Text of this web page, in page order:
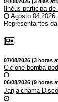
04/08/2026 (3 dias
Ilhéus participa
Agosto 04,2026
Representantes
07/08/2026 (3 horas
Ciclone-bomba
06/08/2026 (9 horas
Janja chama